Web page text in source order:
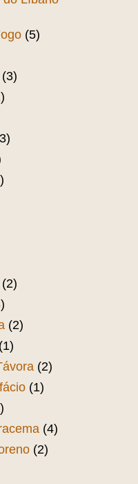
(5)
(3)
(2)
(2)
(1)
(2)
(1)
(4)
(2)